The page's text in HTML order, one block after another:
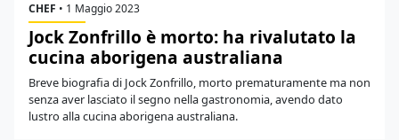
CHEF • 1 Maggio 2023
Jock Zonfrillo è morto: ha rivalutato la
cucina aborigena australiana
Breve biografia di Jock Zonfrillo, morto prematuramente ma non
senza aver lasciato il segno nella gastronomia, avendo dato
lustro alla cucina aborigena australiana.